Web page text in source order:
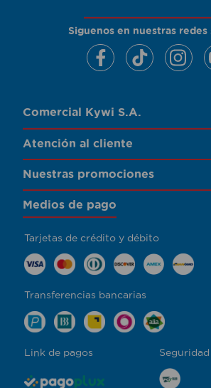
Siguenos en nuestras redes
Comercial Kywi S.A.
Atención al cliente
Nuestras promociones
Medios de pago
Tarjetas de crédito y débito
Transferencias bancarias
Link de pagos Seguridad